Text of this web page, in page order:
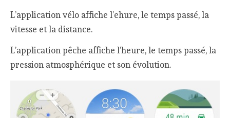
L’application vélo affiche l’ehure, le temps passé, la
vitesse et la distance.
L’application pêche affiche l’heure, le temps passé, la
pression atmosphérique et son évolution.